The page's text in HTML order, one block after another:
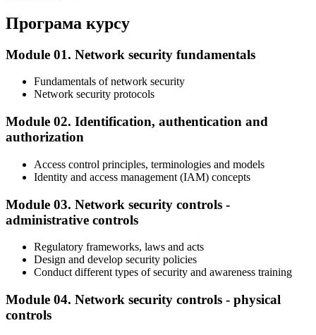
Програма курсу
Module 01. Network security fundamentals
Fundamentals of network security
Network security protocols
Module 02. Identification, authentication and
authorization
Access control principles, terminologies and models
Identity and access management (IAM) concepts
Module 03. Network security controls -
administrative controls
Regulatory frameworks, laws and acts
Design and develop security policies
Conduct different types of security and awareness training
Module 04. Network security controls - physical
controls